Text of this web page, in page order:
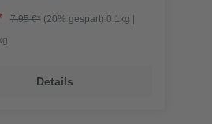
7,95 €* (20% gespart) 0.1kg |
Details